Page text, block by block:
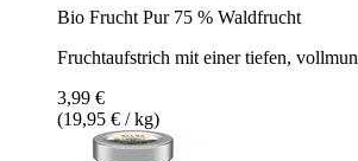
Bio Frucht Pur 75 % Waldfrucht
Fruchtaufstrich mit einer tiefen,
3,99 €
(19,95 € / kg)